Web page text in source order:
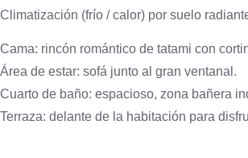
Climatización (frío / calor) por suelo
Cama: rincón romántico de tatami con
Área de estar: sofá junto al gran ventanal.
Cuarto de baño: espacioso, zona bañera
Terraza: delante de la habitación para